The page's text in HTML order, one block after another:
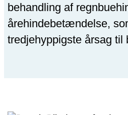
behandling af
årehindebetændelse,
tredjehyppigste årsag til